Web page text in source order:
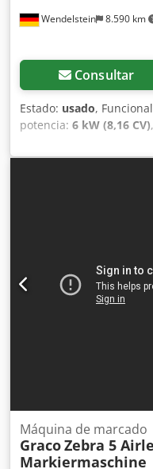
Wendelstein 8.590 km
Consultar
Estado: usado,
potencia: 6 kW (8,16 CV)
señalización vial: +
de pintura / depósito
BOLETÍN! ¡Errores y
Máquina de marcado
GracoZebra 5
Markiermaschine